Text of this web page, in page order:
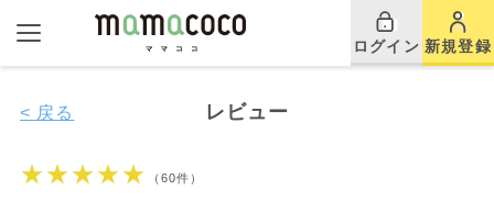
ログイン 新規登録
レビュー
< 戻る
★★★★★ （60件）